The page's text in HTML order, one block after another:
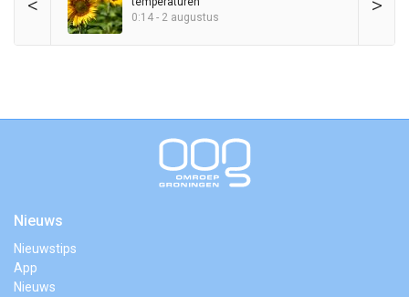
0:14 - 2 augustus
Nieuws
Nieuwstips
App
Nieuws